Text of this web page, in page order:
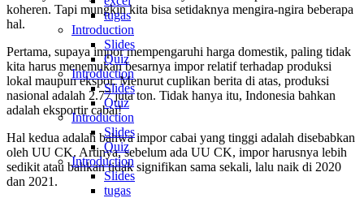
tugas
Introduction
Slides
Quiz
Introduction
Slides
Quiz
Introduction
Slides
Quiz
Introduction
Slides
tugas
koheren. Tapi mungkin kita bisa setidaknya mengira-ngira beberapa
hal.
Pertama, supaya impor mempengaruhi harga domestik, paling tidak
kita harus menemukan besarnya impor relatif terhadap produksi
lokal maupun ekspor. Menurut cuplikan berita di atas, produksi
nasional adalah 2.77 juta ton. Tidak hanya itu, Indonesia bahkan
adalah eksportir cabai!
Hal kedua adalah bahwa impor cabai yang tinggi adalah disebabkan
oleh UU CK. Artinya, sebelum ada UU CK, impor harusnya lebih
sedikit atau bahkan tidak signifikan sama sekali, lalu naik di 2020
dan 2021.